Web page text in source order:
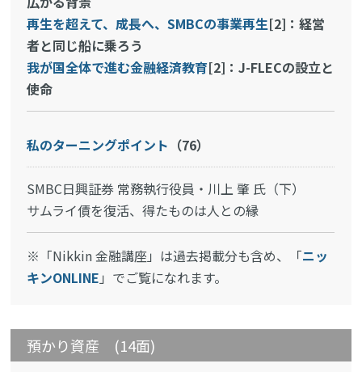
再生を超えて、成長へ、SMBCの事業再生[2]：経営
者と同じ船に乗ろう
我が国全体で進む金融経済教育[2]：J-FLECの設立と
使命
私のターニングポイント （76）
SMBC日興証券 常務執行役員・川上 肇 氏（下）
サムライ債を復活、得たものは人との縁
※「Nikkin 金融講座」は過去掲載分も含め、「ニッ
キンONLINE 」でご覧になれます。
預かり資産 (14面)